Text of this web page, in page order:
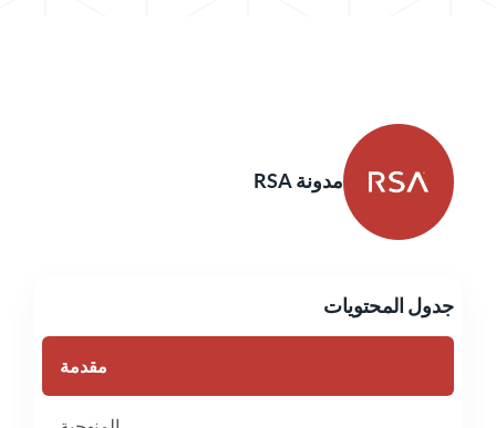
مدونة RSA
جدول المحتويات
مقدمة